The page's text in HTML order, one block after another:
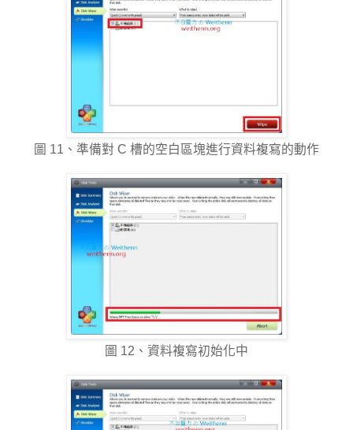
圖 11、準備對 C 槽的空白區塊進行資料複寫的動作
圖 12、資料複寫初始化中